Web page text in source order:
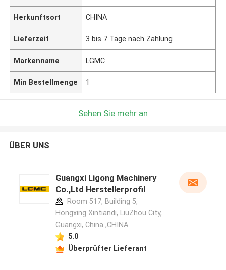
Herkunftsort CHINA
Lieferzeit 3 bis 7 Tage nach Zahlung
Markenname LGMC
Min Bestellmenge 1
Sehen Sie mehr an
ÜBER UNS
Guangxi Ligong Machinery
Co.,Ltd Herstellerprofil
Room 517, Building 5,
Hongxing Xintiandi, LiuZhou City,
Guangxi, China ,CHINA
5.0
Überprüfter Lieferant